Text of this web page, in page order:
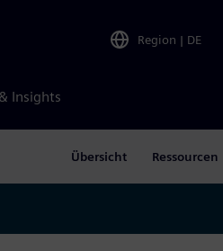
Region | DE
Insights
Übersicht Ressourcen